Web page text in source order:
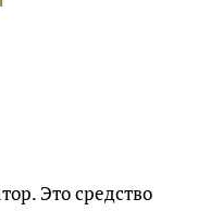
Это средство